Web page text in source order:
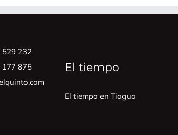
529 232
177 875
El tiempo
El tiempo en Tiagua